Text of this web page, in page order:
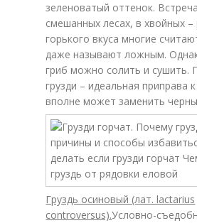
зеленоватый оттенок.
смешанных лесах, в хвойных
горького вкуса многие
даже называют ложным.
гриб можно солить и сушить.
грузди – идеальная приправа
вполне может заменить
Груздь осиновый (лат. lactarius
controversus).Условно-